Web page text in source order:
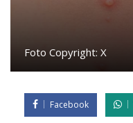
Foto Copyright: X
Facebook